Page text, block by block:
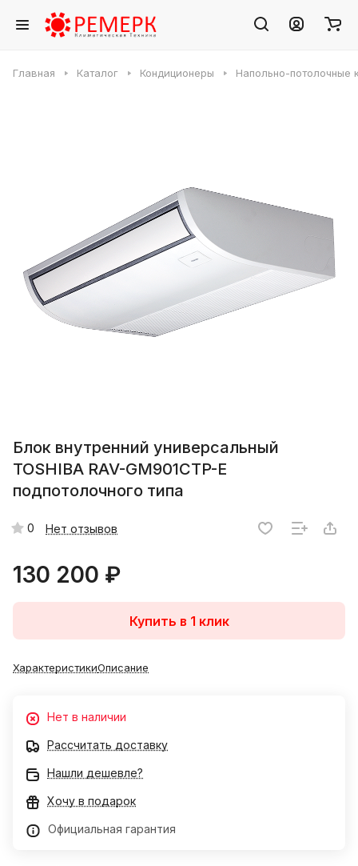
Главная Каталог Кондиционеры Напольно-потолочные
Блок внутренний универсальный
TOSHIBA RAV-GM901CTP-E
подпотолочного типа
0 Нет отзывов
130 200 ₽
Купить в 1 клик
ХарактеристикиОписание
Нет в наличии
Рассчитать доставку
Нашли дешевле?
Хочу в подарок
Официальная гарантия